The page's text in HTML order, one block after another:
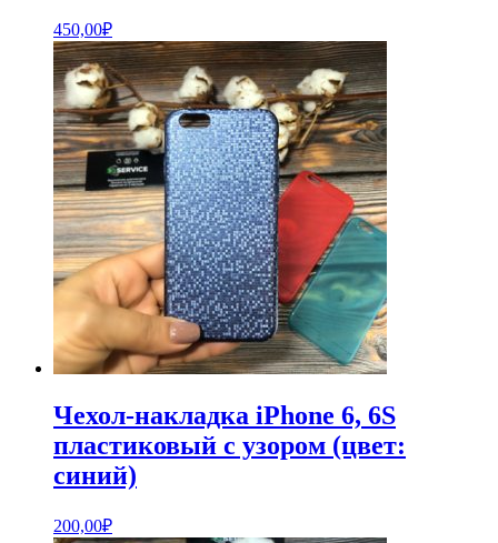
450,00₽
Чехол-накладка iPhone 6, 6S
пластиковый с узором (цвет:
синий)
200,00₽